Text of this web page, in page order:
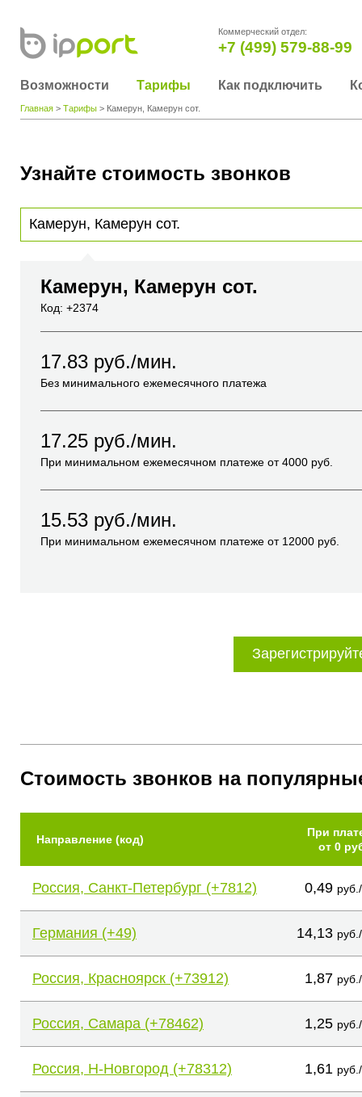
Коммерческий отдел:
+7 (499) 579-88-99
Возможности Тарифы Как подключить
Главная > Тарифы > Камерун, Камерун сот.
Узнайте стоимость звонков
Камерун, Камерун сот.
Код: +2374
17.83 руб./мин.
Без минимального ежемесячного платежа
17.25 руб./мин.
При минимальном ежемесячном платеже от4000 руб.
15.53 руб./мин.
При минимальном ежемесячном платеже от 12000 руб.
Стоимость звонков на
Направление (код)
При
от 0
Россия, Санкт-Петербург (+7812) 0,49
Германия (+49) 14,13
Россия, Красноярск (+73912) 1,87
Россия, Самара (+78462) 1,25
Россия, Н-Новгород (+78312) 1,61